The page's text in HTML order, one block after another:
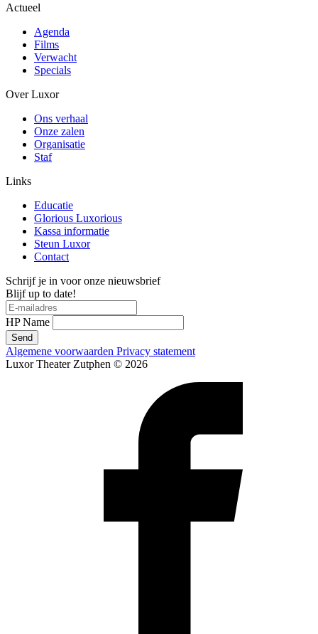
Actueel
Agenda
Films
Verwacht
Specials
Over Luxor
Ons verhaal
Onze zalen
Organisatie
Staf
Links
Educatie
Glorious Luxorious
Kassa informatie
Steun Luxor
Contact
Schrijf je in voor onze nieuwsbrief
Blijf up to date!
HP Name
Send
Algemene voorwaarden Privacy statement
Luxor Theater Zutphen © 2026